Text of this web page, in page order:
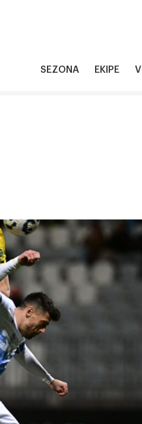
SEZONA EKIPE